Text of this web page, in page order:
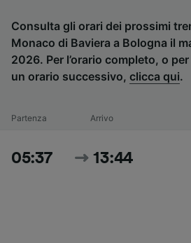
Consulta gli orari dei prossimi
Monaco di Baviera a Bologna il
2026. Per l’orario completo, o
un orario successivo, clicca qui.
Partenza Arrivo
05:37 13:44